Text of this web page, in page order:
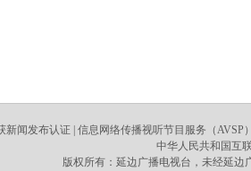
新闻发布认证 | 信息网络传播视听节目服务（AVSP）
中华人民共和国互
版权所有：延边广播电视台，未经延